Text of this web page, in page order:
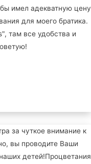
имел адекватную цену
для моего братика.
там все удобства и
за чуткое внимание к
вы проводите Ваши
детей!Процветания